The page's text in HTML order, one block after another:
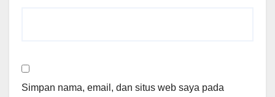
Simpan nama, email, dan situs web saya pada